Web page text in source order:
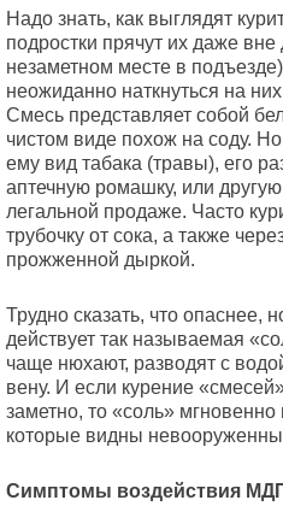
Надо знать, как выглядят
подростки прячут их даже
незаметном месте в
неожиданно наткнуться на
Смесь представляет собой
чистом виде похож на соду.
ему вид табака (травы), его
аптечную ромашку, или другую
легальной продаже. Часто
трубочку от сока, а также
прожженной дыркой.
Трудно сказать, что опаснее,
действует так называемая
чаще нюхают, разводят с
вену. И если курение
заметно, то «соль»
которые видны
Симптомы воздействия